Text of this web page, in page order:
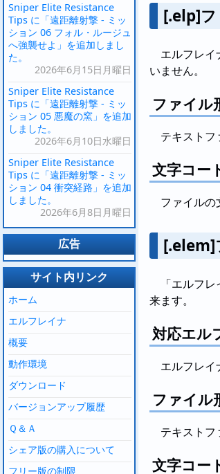
[.elp]
エルフレ
いません。
ファイル
テキストフ
文字コー
ファイルの
[.elem]
「エルフ
来ます。
対応エル
エルフレイ
ファイル
テキストフ
文字コー
Sniper Elite Resistance
Tips に「遠距離射撃 - ミッ
ション 06 フォル・ルージュ
へ強襲せよ」を追加しまし
た。
2026年6月15日月曜日
Sniper Elite Resistance
Tips に「遠距離射撃 - ミッ
ション 05 悪魔の窯」を追加
しました。
2026年6月10日水曜日
Sniper Elite Resistance
Tips に「遠距離射撃 - ミッ
ション 04 衝突経路」を追加
しました。
2026年6月8日月曜日
広告
サイト内リンク
ホーム
エルフレイナ
概要
動作環境
ダウンロード
バージョンアップ履歴
Ｑ＆Ａ
シェア版の購入について
フリー版の制限